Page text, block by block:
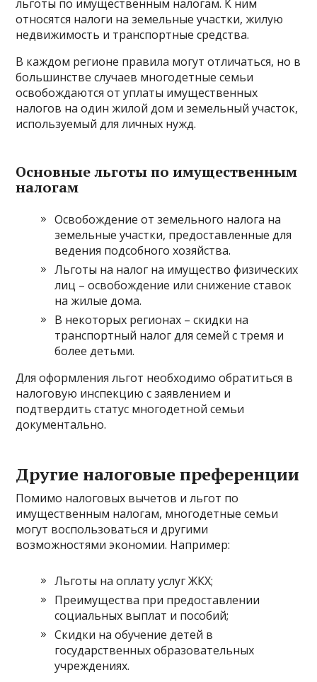
льготы по имущественным налогам. К ним
относятся налоги на земельные участки, жилую
недвижимость и транспортные средства.
В каждом регионе правила могут отличаться, но в
большинстве случаев многодетные семьи
освобождаются от уплаты имущественных
налогов на один жилой дом и земельный участок,
используемый для личных нужд.
Основные льготы по имущественным
налогам
Освобождение от земельного налога на
земельные участки, предоставленные для
ведения подсобного хозяйства.
Льготы на налог на имущество физических
лиц – освобождение или снижение ставок
на жилые дома.
В некоторых регионах – скидки на
транспортный налог для семей с тремя и
более детьми.
Для оформления льгот необходимо обратиться в
налоговую инспекцию с заявлением и
подтвердить статус многодетной семьи
документально.
Другие налоговые преференции
Помимо налоговых вычетов и льгот по
имущественным налогам, многодетные семьи
могут воспользоваться и другими
возможностями экономии. Например:
Льготы на оплату услуг ЖКХ;
Преимущества при предоставлении
социальных выплат и пособий;
Скидки на обучение детей в
государственных образовательных
учреждениях.